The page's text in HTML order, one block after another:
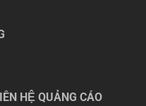
HỆ QUẢNG CÁO